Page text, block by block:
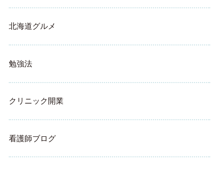
北海道グルメ
勉強法
クリニック開業
看護師ブログ